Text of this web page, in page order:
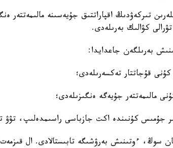
تىركەۋدىڭ اقپاراتتىق جۇيەسىنە
كۋالىك بەرىلەدى.
بەرىلگەن جاعدايدا:
قۇجاتتار تەكسەرىلەدى؛
مالىمەتتەر جۇيەگە ەنگىزىلەدى؛
جۇمىس كۇنىندە اكت جازباسى راسىمدەلىپ، تۋۋ
سوڭ، ءوتىنىش بەرۋشىگە تابىستالادى. ال